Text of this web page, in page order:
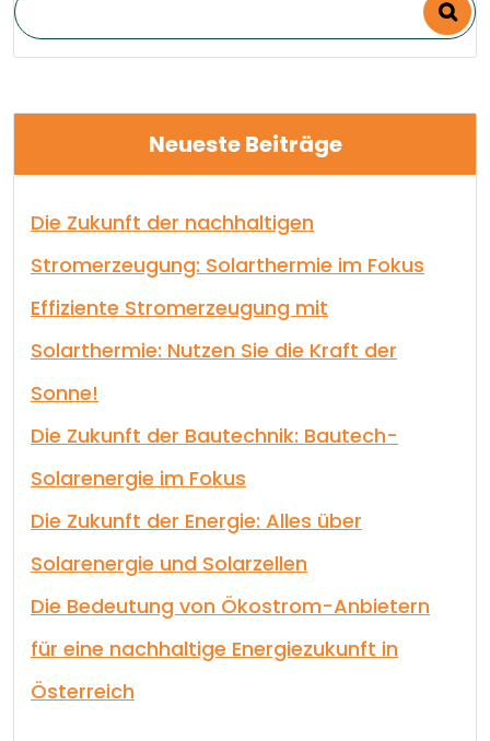
Neueste Beiträge
Die Zukunft der nachhaltigen
Stromerzeugung: Solarthermie im Fokus
Effiziente Stromerzeugung mit
Solarthermie: Nutzen Sie die Kraft der
Sonne!
Die Zukunft der Bautechnik: Bautech-
Solarenergie im Fokus
Die Zukunft der Energie: Alles über
Solarenergie und Solarzellen
Die Bedeutung von Ökostrom-Anbietern
für eine nachhaltige Energiezukunft in
Österreich